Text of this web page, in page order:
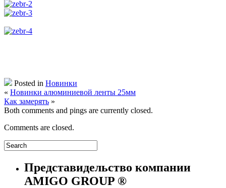
Posted in Новинки
« Новинки алюминиевой ленты 25мм
Как замерять »
Both comments and pings are currently closed.
Comments are closed.
Представидельство компании
AMIGO GROUP ®